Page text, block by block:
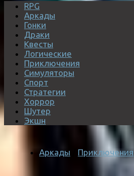
RPG
Аркады
Гонки
Драки
Квесты
Логические
Приключения
Симуляторы
Спорт
Стратегии
Хоррор
Шутер
Экшн
Аркады Приключения